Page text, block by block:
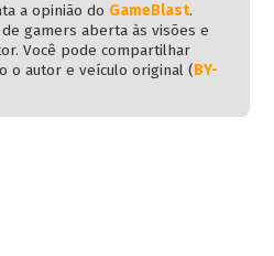
a opinião do GameBlast.
gamers aberta às visões e
Você pode compartilhar
o autor e veículo original (BY-